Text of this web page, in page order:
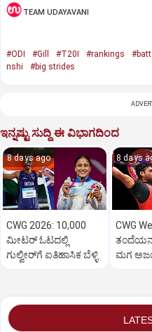
TEAM UDAYAVANI
#ODI #Gill #T20I #rankings
nshi
#big strides
ಇನ್ನಷ್ಟು ಸುದ್ದಿ ಈ ವಿಭಾಗದಿಂದ
8 days ago
CWG 2026: 10,000
ಮೀಟರ್ ಓಟದಲ್ಲಿ
ಗುಲ್ವೀರ್‌ಗೆ ಐತಿಹಾಸಿಕ ಬೆಳ್ಳಿ
8 days
CWG
ಮಗ